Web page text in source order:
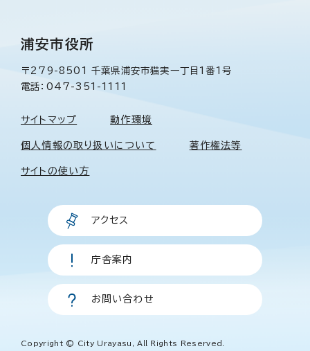
浦安市役所
〒279-8501 千葉県浦安市猫実一丁目1番1号
電話：047-351-1111
サイトマップ 動作環境
個人情報の取り扱いについて 著作権法等
サイトの使い方
アクセス
庁舎案内
お問い合わせ
Copyright © City Urayasu, All Rights Reserved.